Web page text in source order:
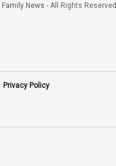
News - All Rights Reserved.
Privacy Policy